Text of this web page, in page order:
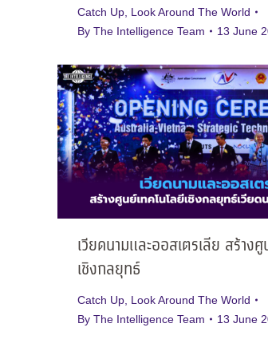
Catch Up Look Around The World
By The Intelligence Team 13 June
เวียดนามและออสเตรเลีย สร้าง
เชิงกลยุทธ์
Catch Up Look Around The World
By The Intelligence Team 13 June